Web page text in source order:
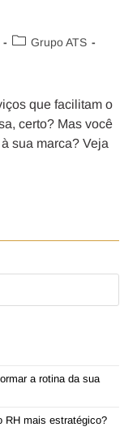
Grupo ATS
que facilitam o
certo? Mas você
sua marca? Veja
a rotina da sua
RH mais estratégico?